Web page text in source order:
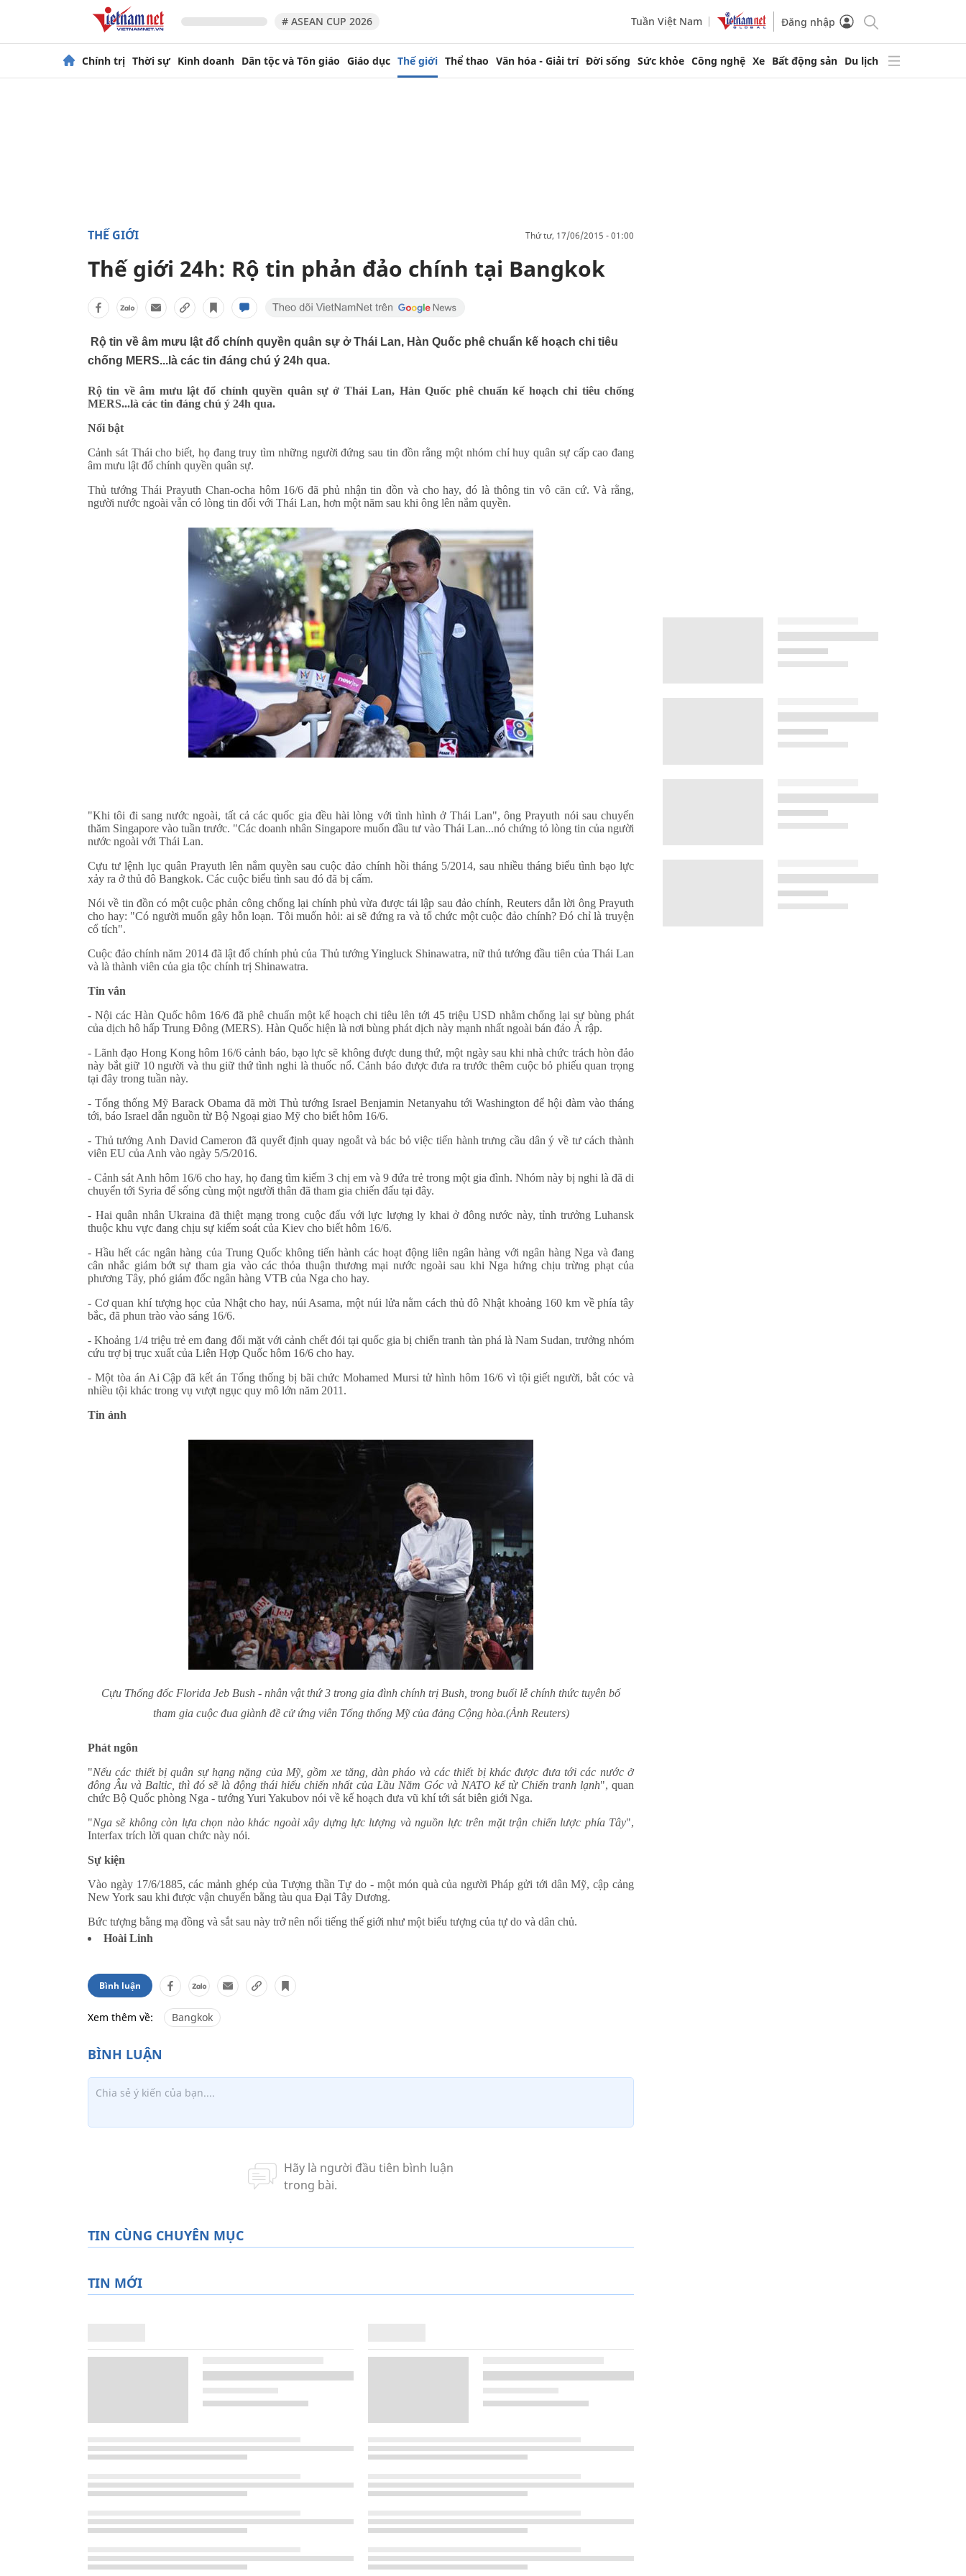
# ASEAN CUP 2026 Tuần Việt Nam Đăng nhập
Chính trị Thời sự Kinh doanh Dân tộc và Tôn giáo Giáo dục Thế giới Thể thao Văn hóa - Giải trí Đời sống Sức khỏe Công nghệ Xe Bất động sản Du lịch
THẾ GIỚI thứ tư, 17/06/2015 - 01:00
Thế giới 24h: Rộ tin phản đảo chính tại Bangkok
Rộ tin về âm mưu lật đổ chính quyền quân sự ở Thái Lan, Hàn Quốc phê chuẩn kế hoạch chi tiêu
chống MERS...là các tin đáng chú ý 24h qua.
Rộ tin về âm mưu lật đổ chính quyền quân sự ở Thái Lan, Hàn Quốc phê chuẩn kế hoạch chi tiêu chống
MERS...là các tin đáng chú ý 24h qua.
Nổi bật
Cảnh sát Thái cho biết, họ đang truy tìm những người đứng sau tin đồn rằng một nhóm chỉ huy quân sự cấp cao đang
âm mưu lật đổ chính quyền quân sự.
Thủ tướng Thái Prayuth Chan-ocha hôm 16/6 đã phủ nhận tin đồn và cho hay, đó là thông tin vô căn cứ. Và rằng,
người nước ngoài vẫn có lòng tin đối với Thái Lan, hơn một năm sau khi ông lên nắm quyền.
"Khi tôi đi sang nước ngoài, tất cả các quốc gia đều hài lòng với tình hình ở Thái Lan", ông Prayuth nói sau chuyến
thăm Singapore vào tuần trước. "Các doanh nhân Singapore muốn đầu tư vào Thái Lan...nó chứng tỏ lòng tin của người
nước ngoài với Thái Lan.
Cựu tư lệnh lục quân Prayuth lên nắm quyền sau cuộc đảo chính hồi tháng 5/2014, sau nhiều tháng biểu tình bạo lực
xảy ra ở thủ đô Bangkok. Các cuộc biểu tình sau đó đã bị cấm.
Nói về tin đồn có một cuộc phản công chống lại chính phủ vừa được tái lập sau đảo chính, Reuters dẫn lời ông Prayuth
cho hay: "Có người muốn gây hỗn loạn. Tôi muốn hỏi: ai sẽ đứng ra và tổ chức một cuộc đảo chính? Đó chỉ là truyện
cổ tích".
Cuộc đảo chính năm 2014 đã lật đổ chính phủ của Thủ tướng Yingluck Shinawatra, nữ thủ tướng đầu tiên của Thái Lan
và là thành viên của gia tộc chính trị Shinawatra.
Tin vắn
- Nội các Hàn Quốc hôm 16/6 đã phê chuẩn một kế hoạch chi tiêu lên tới 45 triệu USD nhằm chống lại sự bùng phát
của dịch hô hấp Trung Đông (MERS). Hàn Quốc hiện là nơi bùng phát dịch này mạnh nhất ngoài bán đảo Ả rập.
- Lãnh đạo Hong Kong hôm 16/6 cảnh báo, bạo lực sẽ không được dung thứ, một ngày sau khi nhà chức trách hòn đảo
này bắt giữ 10 người và thu giữ thứ tình nghi là thuốc nổ. Cảnh báo được đưa ra trước thêm cuộc bỏ phiếu quan trọng
tại đây trong tuần này.
- Tổng thống Mỹ Barack Obama đã mời Thủ tướng Israel Benjamin Netanyahu tới Washington để hội đàm vào tháng
tới, báo Israel dẫn nguồn từ Bộ Ngoại giao Mỹ cho biết hôm 16/6.
- Thủ tướng Anh David Cameron đã quyết định quay ngoắt và bác bỏ việc tiến hành trưng cầu dân ý về tư cách thành
viên EU của Anh vào ngày 5/5/2016.
- Cảnh sát Anh hôm 16/6 cho hay, họ đang tìm kiếm 3 chị em và 9 đứa trẻ trong một gia đình. Nhóm này bị nghi là đã di
chuyển tới Syria để sống cùng một người thân đã tham gia chiến đấu tại đây.
- Hai quân nhân Ukraina đã thiệt mạng trong cuộc đấu với lực lượng ly khai ở đông nước này, tỉnh trưởng Luhansk
thuộc khu vực đang chịu sự kiểm soát của Kiev cho biết hôm 16/6.
- Hầu hết các ngân hàng của Trung Quốc không tiến hành các hoạt động liên ngân hàng với ngân hàng Nga và đang
cân nhắc giảm bớt sự tham gia vào các thỏa thuận thương mại nước ngoài sau khi Nga hứng chịu trừng phạt của
phương Tây, phó giám đốc ngân hàng VTB của Nga cho hay.
- Cơ quan khí tượng học của Nhật cho hay, núi Asama, một núi lửa nằm cách thủ đô Nhật khoảng 160 km về phía tây
bắc, đã phun trào vào sáng 16/6.
- Khoảng 1/4 triệu trẻ em đang đối mặt với cảnh chết đói tại quốc gia bị chiến tranh tàn phá là Nam Sudan, trưởng nhóm
cứu trợ bị trục xuất của Liên Hợp Quốc hôm 16/6 cho hay.
- Một tòa án Ai Cập đã kết án Tổng thống bị bãi chức Mohamed Mursi tử hình hôm 16/6 vì tội giết người, bắt cóc và
nhiều tội khác trong vụ vượt ngục quy mô lớn năm 2011.
Tin ảnh
Cựu Thống đốc Florida Jeb Bush - nhân vật thứ 3 trong gia đình chính trị Bush, trong buổi lễ chính thức tuyên bố
tham gia cuộc đua giành đề cử ứng viên Tổng thống Mỹ của đảng Cộng hòa.(Ảnh Reuters)
Phát ngôn
"Nếu các thiết bị quân sự hạng nặng của Mỹ, gồm xe tăng, dàn pháo và các thiết bị khác được đưa tới các nước ở
đông Âu và Baltic, thì đó sẽ là động thái hiếu chiến nhất của Lầu Năm Góc và NATO kể từ Chiến tranh lạnh", quan
chức Bộ Quốc phòng Nga - tướng Yuri Yakubov nói về kế hoạch đưa vũ khí tới sát biên giới Nga.
"Nga sẽ không còn lựa chọn nào khác ngoài xây dựng lực lượng và nguồn lực trên mặt trận chiến lược phía Tây",
Interfax trích lời quan chức này nói.
Sự kiện
Vào ngày 17/6/1885, các mảnh ghép của Tượng thần Tự do - một món quà của người Pháp gửi tới dân Mỹ, cập cảng
New York sau khi được vận chuyển bằng tàu qua Đại Tây Dương.
Bức tượng bằng mạ đồng và sắt sau này trở nên nổi tiếng thế giới như một biểu tượng của tự do và dân chủ.
Hoài Linh
Bình luận
Xem thêm về: Bangkok
TIN CÙNG CHUYÊN MỤC
TIN MỚI